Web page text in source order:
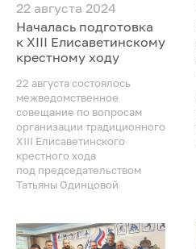
22 августа 2024
Началась подготовка
к XIII Елисаветинскому
крестному ходу
22 августа состоялось
межведомственное
совещание по вопросам
организации традиционного
XIII Елисаветинского
крестного хода
под председательством
Татьяны Одинцовой